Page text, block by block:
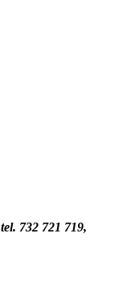
732 721 719,